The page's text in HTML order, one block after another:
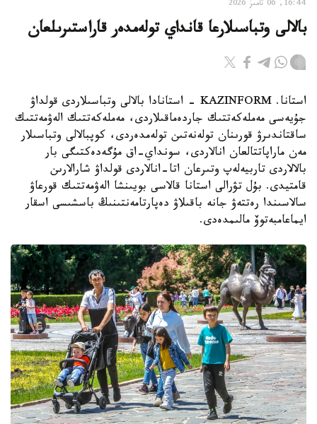
16:44, 06 تامىز 2026
بالالى وتباسىلارعا قانداي تولەمدەر قاراستىرىلعان
استانا. KAZINFORM - استانادا بالالى وتباسىلاردى قولداۋ
جۇيەسى مەملەكەتتىك جاردەماقىلاردى، مەملەكەتتىك الەۋمەتتىك
ساقتاندىرۋ قورىنان تولەنەتىن تولەمدەردى، كوپبالالى وتباسىلار
مەن ماراپاتتالعان انالاردى، سونداي-اق مۇگەدەكتىگى بار
بالالاردى تاربيەلەپ وتىرعان اتا-انالاردى قولداۋ شارالارىن
قامتيدى. بۇل تۋرالى استانا قالاسى بويىنشا الەۋمەتتىك قورعاۋ
سالاسىندا رەتتەۋ جانە باقىلاۋ دەپارتامەنتىنىڭ باسشىسى اسقار
ايماعامبەتوۆ مالىمدەدى.